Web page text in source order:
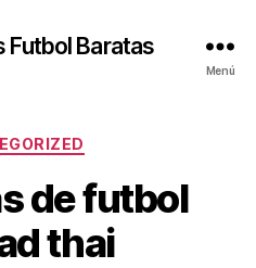
Futbol Baratas
Menú
Categorías
de futbol
thai